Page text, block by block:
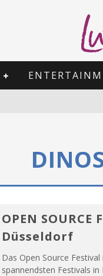
OPEN SOURCE
Düsseldorf
Das Open Source
spannendsten Festivals